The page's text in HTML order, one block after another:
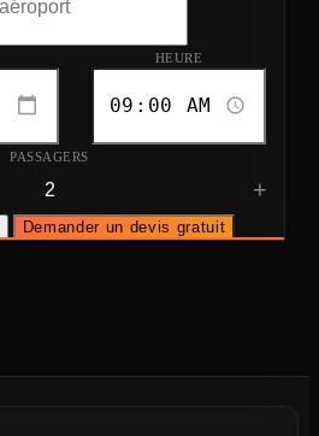
HEURE
PASSAGERS
+
Demander un devis gratuit